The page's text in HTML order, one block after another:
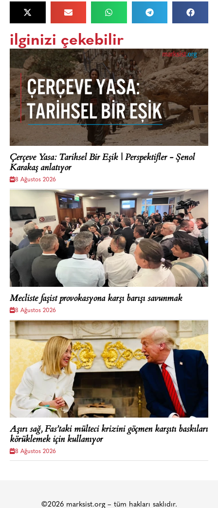
ilginizi çekebilir
Çerçeve Yasa: Tarihsel Bir Eşik | Perspektifler - Şenol
Karakaş anlatıyor
8 Ağustos 2026
Mecliste faşist provokasyona karşı barışı savunmak
8 Ağustos 2026
Aşırı sağ, Fas’taki mülteci krizini göçmen karşıtı baskıları
körüklemek için kullanıyor
8 Ağustos 2026
©2026 marksist.org – tüm hakları saklıdır.